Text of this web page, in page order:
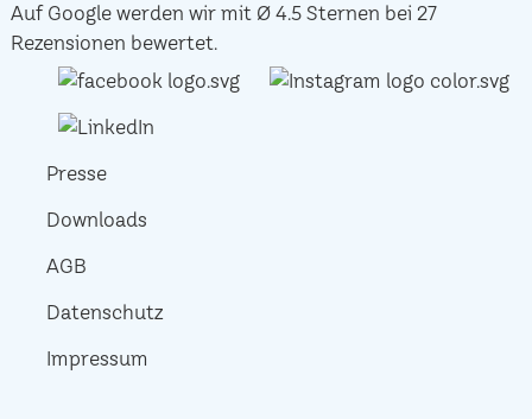
Auf Google werden wir mit Ø 4.5 Sternen bei 27
Rezensionen bewertet.
Presse
Downloads
AGB
Datenschutz
Impressum